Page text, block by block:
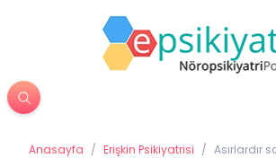
Anasayfa / Erişkin Psikiyatrisi / Asırlardır